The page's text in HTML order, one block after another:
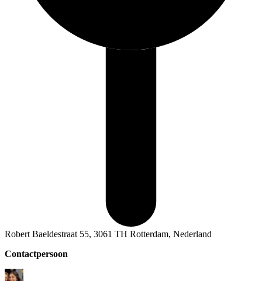
Robert Baeldestraat 55, 3061 TH Rotterdam, Nederland
Contactpersoon